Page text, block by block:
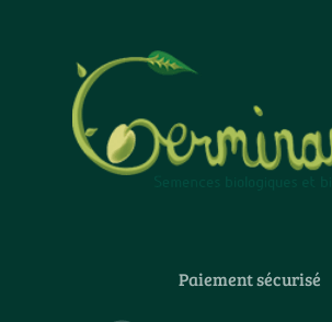
Paiement sécurisé